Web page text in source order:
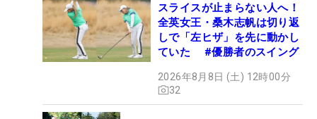
スライスが止まらない人へ！
全英女王・桑木志帆は切り返
しで「左ヒザ」を先に動かし
ていた #優勝者のスイング
2026年8月8日 (土) 12時00分
32